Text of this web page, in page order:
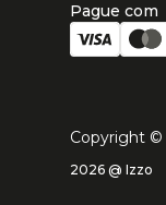
Pague com
Copyright ©
2026 @ Izzo